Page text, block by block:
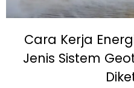
Cara Kerja
Jenis Sistem